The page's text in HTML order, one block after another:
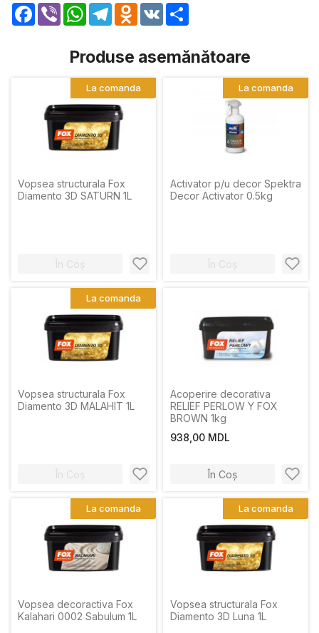
Facebook
Viber WhatsApp
TelegramOdnoklassniki
VK
Produse asemănătoare
Vopsea structurala Fox
Diamento 3D SATURN 1L
În Coș
La comanda
Activator p/u decor Spektra
Decor Activator 0.5kg
În Coș
La comanda
Vopsea structurala Fox
Diamento 3D MALAHIT 1L
În Coș
La comanda
Acoperire decorativa
RELIEF PERLOW Y FOX
BROWN 1kg
938,00 MDL
În Coș
Vopsea decoractiva Fox
Kalahari 0002 Sabulum 1L
La comanda
Vopsea structurala Fox
Diamento 3D Luna 1L
La comanda